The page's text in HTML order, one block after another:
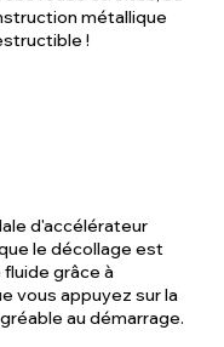
métallique
!
d'accélérateur
le décollage est
grâce à
vous appuyez sur la
au démarrage.